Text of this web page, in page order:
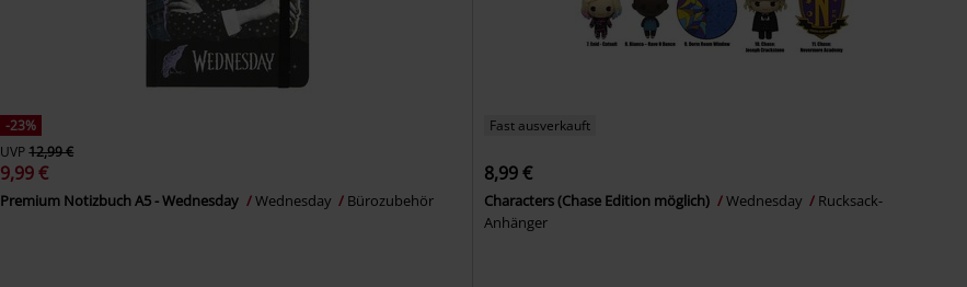
-23%
UVP12,99 €
9,99 €
Premium Notizbuch A5 - Wednesday Wednesday Bürozubehör
Fast ausverkauft
8,99 €
Characters (Chase Edition möglich) Wednesday
Rucksack-
Anhänger